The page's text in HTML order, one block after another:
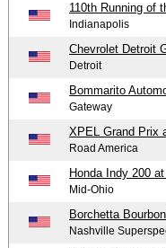
110th Running of
Indianapolis
Chevrolet Detroit
Detroit
Bommarito
Gateway
XPEL Grand Prix
Road America
Honda Indy 200
Mid-Ohio
Borchetta
Nashville